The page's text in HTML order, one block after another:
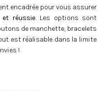
encadrée pour vous assurer
et réussie. Les options sont
de manchette, bracelets
est réalisable dans la limite
!